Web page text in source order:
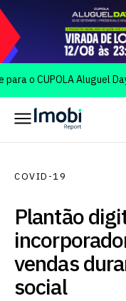
Aluguel Day
COVID-19
Plantão
vendas
social